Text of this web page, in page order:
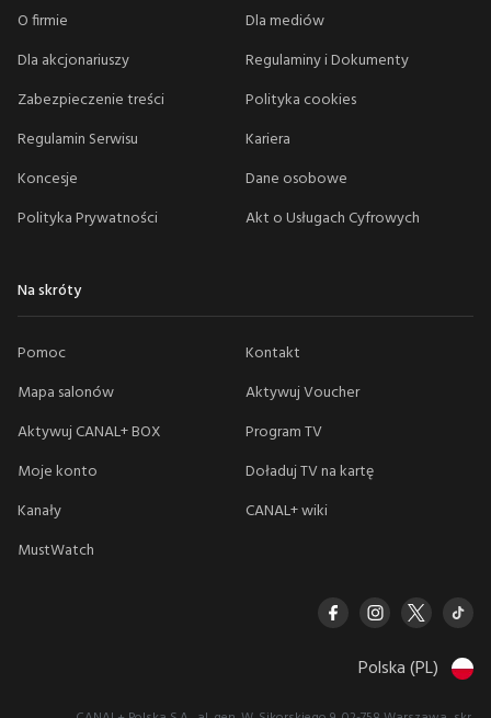
O firmie
Dla mediów
Dla akcjonariuszy
Regulaminy i Dokumenty
Zabezpieczenie treści
Polityka cookies
Regulamin Serwisu
Kariera
Koncesje
Dane osobowe
Polityka Prywatności
Akt o Usługach Cyfrowych
Na skróty
Pomoc
Kontakt
Mapa salonów
Aktywuj Voucher
Aktywuj CANAL+ BOX
Program TV
Moje konto
Doładuj TV na kartę
Kanały
CANAL+ wiki
MustWatch
Polska (PL)